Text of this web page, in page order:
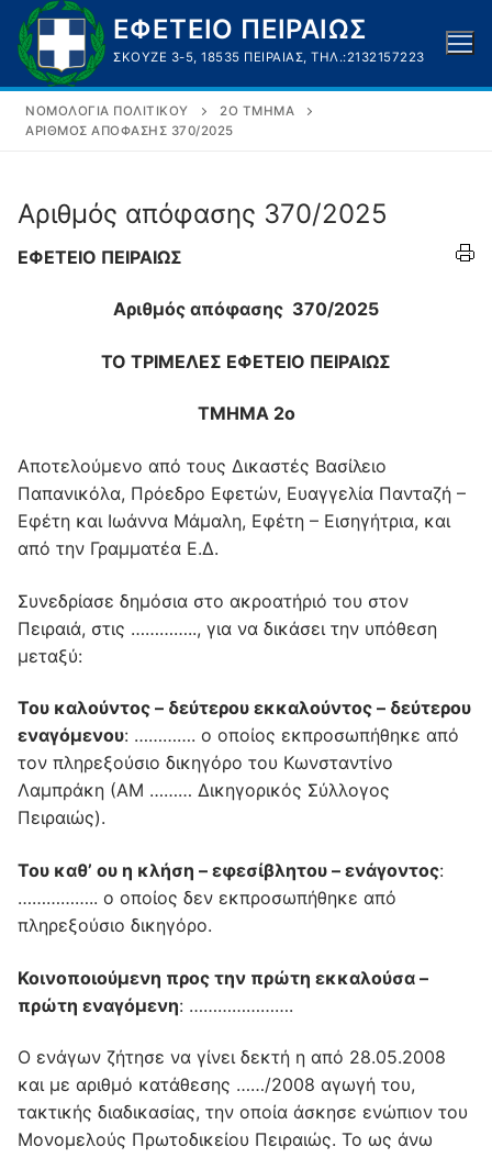
Μετάβαση
στο
περιεχόμενο
ΕΦΕΤΕΙΟ ΠΕΙΡΑΙΩΣ
ΣΚΟΥΖΈ 3-5, 18535 ΠΕΙΡΑΙΆΣ, ΤΗΛ.:2132157223
ΝΟΜΟΛΟΓΊΑ ΠΟΛΙΤΙΚΟΎ
2Ο ΤΜΉΜΑ
ΑΡΙΘΜΌΣ ΑΠΌΦΑΣΗΣ 370/2025
Αριθμός απόφασης 370/2025
ΕΦΕΤΕΙΟ ΠΕΙΡΑΙΩΣ
Αριθμός απόφασης 370/2025
ΤΟ ΤΡΙΜΕΛΕΣ ΕΦΕΤΕΙΟ ΠΕΙΡΑΙΩΣ
ΤΜΗΜΑ 2ο
Αποτελούμενο από τους Δικαστές Βασίλειο
Παπανικόλα, Πρόεδρο Εφετών, Ευαγγελία Πανταζή –
Εφέτη και Ιωάννα Μάμαλη, Εφέτη – Εισηγήτρια, και
από την Γραμματέα Ε.Δ.
Συνεδρίασε δημόσια στο ακροατήριό του στον
Πειραιά, στις ………….., για να δικάσει την υπόθεση
μεταξύ:
Του καλούντος – δεύτερου εκκαλούντος – δεύτερου
εναγόμενου: …………. ο οποίος εκπροσωπήθηκε από
τον πληρεξούσιο δικηγόρο του Κωνσταντίνο
Λαμπράκη (ΑΜ ……… Δικηγορικός Σύλλογος
Πειραιώς).
Του καθ’ ου η κλήση – εφεσίβλητου – ενάγοντος:
…………….. ο οποίος δεν εκπροσωπήθηκε από
πληρεξούσιο δικηγόρο.
Κοινοποιούμενη προς την πρώτη εκκαλούσα –
πρώτη εναγόμενη: ………………….
Ο ενάγων ζήτησε να γίνει δεκτή η από 28.05.2008
και με αριθμό κατάθεσης ……/2008 αγωγή του,
τακτικής διαδικασίας, την οποία άσκησε ενώπιον του
Μονομελούς Πρωτοδικείου Πειραιώς. Το ως άνω